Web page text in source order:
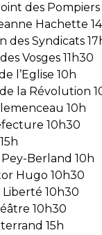
des Pompiers
Hachette
des Syndicats
Vosges 11h30
l’Eglise 10h
la Révolution
10h
10h30
Berland 10h
Hugo 10h30
Liberté 10h30
10h30
15h